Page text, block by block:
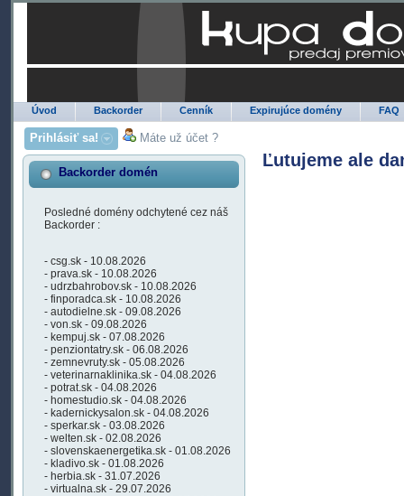
Úvod Backorder Cenník Expirujúce domény FAQ
Prihlásiť sa! Máte už účet ?
Backorder domén
Posledné domény odchytené cez náš
Backorder :
- csg.sk - 10.08.2026
- prava.sk - 10.08.2026
- udrzbahrobov.sk - 10.08.2026
- finporadca.sk - 10.08.2026
- autodielne.sk - 09.08.2026
- von.sk - 09.08.2026
- kempuj.sk - 07.08.2026
- penziontatry.sk - 06.08.2026
- zemnevruty.sk - 05.08.2026
- veterinarnaklinika.sk - 04.08.2026
- potrat.sk - 04.08.2026
- homestudio.sk - 04.08.2026
- kadernickysalon.sk - 04.08.2026
- sperkar.sk - 03.08.2026
- welten.sk - 02.08.2026
- slovenskaenergetika.sk - 01.08.2026
- kladivo.sk - 01.08.2026
- herbia.sk - 31.07.2026
- virtualna.sk - 29.07.2026
Ľutujeme ale